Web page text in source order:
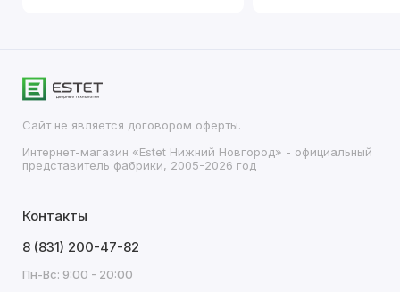
Сайт не является договором оферты.
Интернет-магазин «Estet Нижний Новгород» - официальный
представитель фабрики, 2005-2026 год
Контакты
8 (831) 200-47-82
Пн-Вс: 9:00 - 20:00